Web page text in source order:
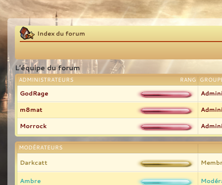
Index du forum
L’équipe du forum
RANG
ADMINISTRATEURS
GodRage
m8mat
Morrock
MODÉRATEURS
Darkcatt
Ambre